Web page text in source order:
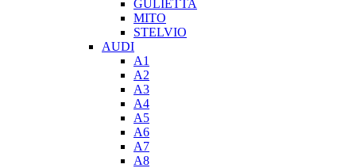
GULIETTA
MITO
STELVIO
AUDI
A1
A2
A3
A4
A5
A6
A7
A8